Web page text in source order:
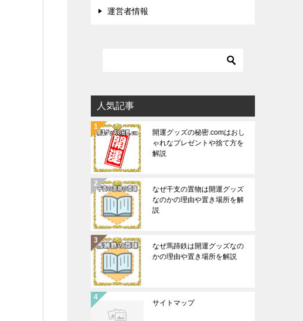
運営者情報
人気記事
開運グッズの秘密.comはおし
ゃれなプレゼントや捨て方を
解説
なぜ干支の置物は開運グッズ
なのかの理由や置き場所を解
説
なぜ馬蹄鉄は開運グッズなの
かの理由や置き場所を解説
サイトマップ